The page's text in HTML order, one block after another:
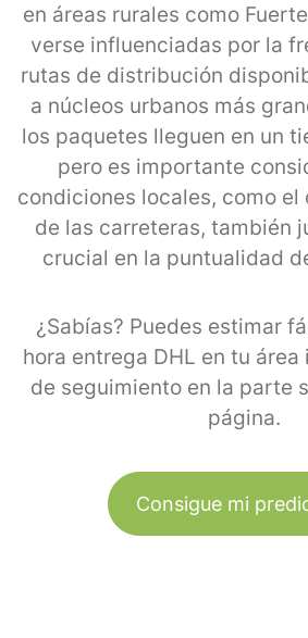
en áreas rurales como
verse influenciadas por la
rutas de distribución
a núcleos urbanos más
los paquetes lleguen en un
pero es importante
condiciones locales, como
de las carreteras, también
crucial en la puntualidad
¿Sabías? Puedes estimar
hora entrega DHL en tu área
de seguimiento en la parte
página.
Consigue mi